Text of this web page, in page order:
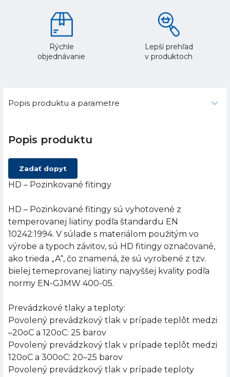
Rýchle
objednávanie
Lepší prehľad
v produktoch
Popis produktu a parametre
Popis produktu
Zadať dopyt
HD – Pozinkované fitingy
HD – Pozinkované fitingy sú vyhotovené z
temperovanej liatiny podľa štandardu EN
10242:1994. V súlade s materiálom použitým vo
výrobe a typoch závitov, sú HD fitingy označované,
ako trieda „A“, čo znamená, že sú vyrobené z tzv.
bielej temeprovanej liatiny najvyššej kvality podľa
normy EN-GJMW 400-05.
Prevádzkové tlaky a teploty:
Povolený prevádzkový tlak v prípade teplôt medzi
–20oC a 120oC: 25 barov
Povolený prevádzkový tlak v prípade teplôt medzi
120oC a 300oC: 20–25 barov
Povolený prevádzkový tlak v prípade teploty